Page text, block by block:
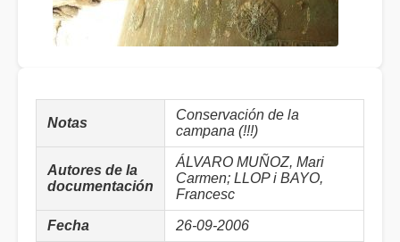
Notas
Conservación de la
campana (!!!)
Autores de la
documentación
ÁLVARO MUÑOZ, Mari
Carmen; LLOP i BAYO,
Francesc
Fecha 26-09-2006